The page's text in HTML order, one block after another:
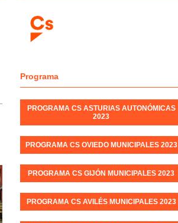
Programa
PROGRAMA CS ASTURIAS AUTONÓMICAS
2023
PROGRAMA CS OVIEDO MUNICIPALES 2023
PROGRAMA CS GIJÓN MUNICIPALES 2023
PROGRAMA CS AVILÉS MUNICIPALES 2023